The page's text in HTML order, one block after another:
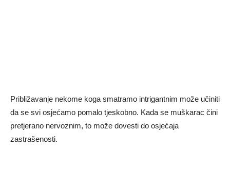
Približavanje nekome koga smatramo intrigantnim može učiniti
da se svi osjećamo pomalo tjeskobno. Kada se muškarac čini
pretjerano nervoznim, to može dovesti do osjećaja
zastrašenosti.